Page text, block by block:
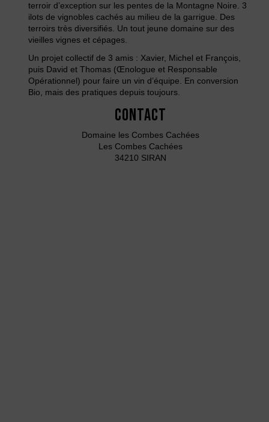
terroir d’exception sur les pentes de la Montagne Noire. 3
ilots de vignobles cachés au milieu de la garrigue. Des
terroirs très diversifiés. Un tout jeune domaine sur des
vieilles vignes et cépages.
Un projet collectif de 3 amis : Xavier, Michel et François,
puis David et Thomas (Œnologue et Responsable
Opérationnel) pour faire un vin d’équipe. En conversion
Bio, mais des pratiques depuis toujours.
Contact
Domaine les Combes Cachées
Les Combes Cachées
34210 SIRAN